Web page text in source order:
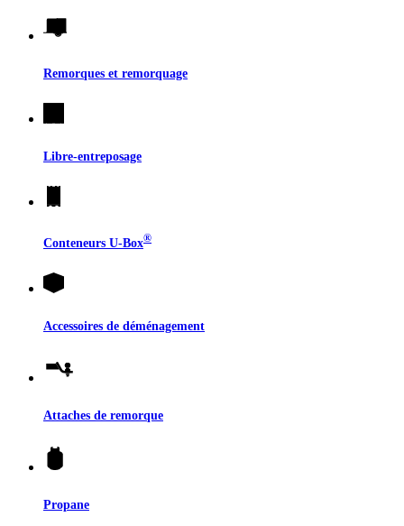
Remorques et remorquage
Libre-entreposage
Conteneurs U-Box®
Accessoires de déménagement
Attaches de remorque
Propane